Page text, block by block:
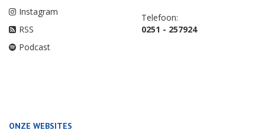
Instagram
RSS
Podcast
Telefoon:
0251 - 257924
ONZE WEBSITES